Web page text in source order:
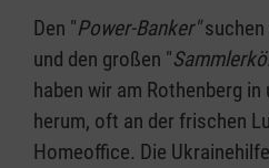
Den "Power-Banker"suchen
und den großen "
haben wir am Rothenberg in
herum, oft an der frischen
Homeoffice. Die